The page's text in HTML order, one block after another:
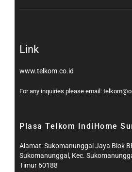
Link
www.telkom.co.id
For any inquiries please email:
Plasa Telkom IndiHome
Alamat: Sukomanunggal Jaya Blok
Sukomanunggal, Kec.
Timur 60188